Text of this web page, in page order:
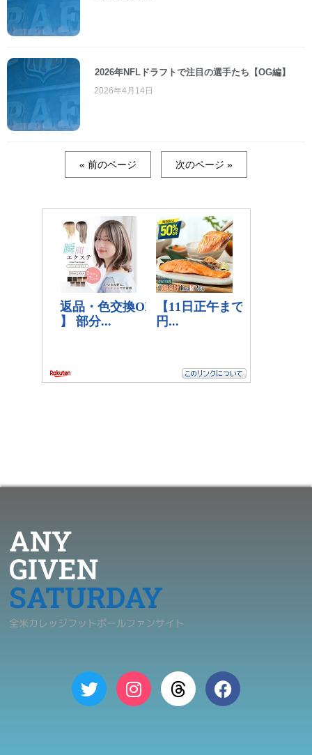
2026年NFLドラフトで注目の選手たち【OG編】
2026年4月14日
« 前のページ 次のページ »
ANY
GIVEN
SATURDAY
全米カレッジフットボールファンサイト